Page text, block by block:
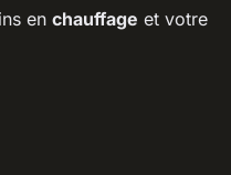
en chauffage et votre